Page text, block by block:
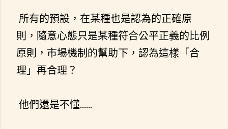
所有的預設，在某種也是認為的正確原
則，隨意心態只是某種符合公平正義的比例
原則，市場機制的幫助下，認為這樣「合
理」再合理？
他們還是不懂......